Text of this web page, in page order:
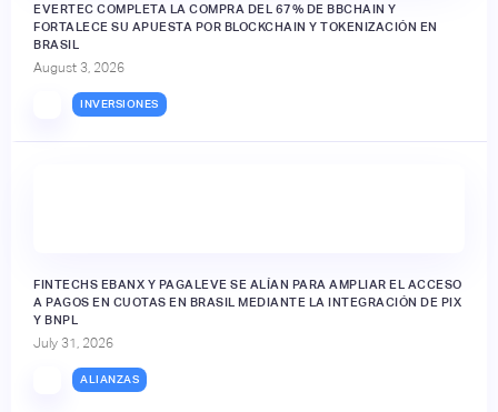
EVERTEC COMPLETA LA COMPRA DEL 67% DE BBCHAIN Y
FORTALECE SU APUESTA POR BLOCKCHAIN Y TOKENIZACIÓN EN
BRASIL
August 3, 2026
INVERSIONES
FINTECHS EBANX Y PAGALEVE SE ALÍAN PARA AMPLIAR EL ACCESO
A PAGOS EN CUOTAS EN BRASIL MEDIANTE LA INTEGRACIÓN DE PIX
Y BNPL
July 31, 2026
ALIANZAS